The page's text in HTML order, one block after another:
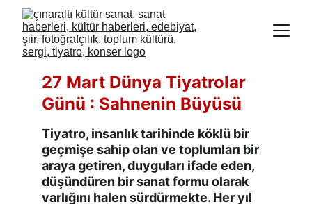
27 Mart Dünya Tiyatrolar
Günü : Sahnenin Büyüsü
Tiyatro, insanlık tarihinde köklü bir
geçmişe sahip olan ve toplumları bir
araya getiren, duyguları ifade eden,
düşündüren bir sanat formu olarak
varlığını halen sürdürmekte. Her yıl